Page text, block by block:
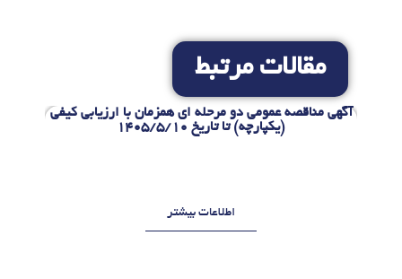
مقالات مرتبط
آگهی مناقصه عمومی دو مرحله ای همزمان با ارزیابی کیفی
(یکپارچه) تا تاریخ 1405/5/10
اطلاعات بیشتر